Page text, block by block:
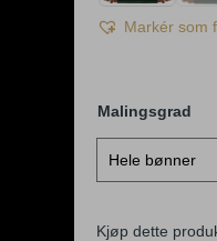
Markér som
Malingsgrad
Kjøp dette